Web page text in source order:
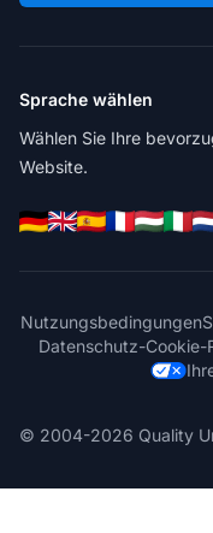
Sprache wählen
Wählen Sie Ihre
Website.
Nutzungsbedingungen
Datenschutz-Cookie-
© 2004-2026 Quality